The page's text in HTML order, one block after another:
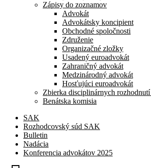
Zápisy do zoznamov
Advokát
Advokátsky koncipient
Obchodné spoločnosti
Združenie
Organizačné zložky
Usadený euroadvokát
Zahraničný advokát
Medzinárodný advokát
Hosťujúci euroadvokát
Zbierka disciplinárnych
Benátska komisia
SAK
Rozhodcovský súd SAK
Bulletin
Nadácia
Konferencia advokátov 2025